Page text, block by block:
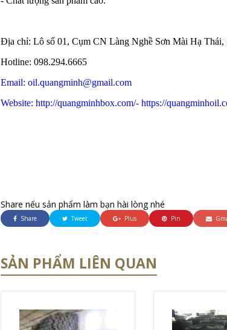
Địa chỉ: Lô số 01, Cụm CN Làng Nghề Sơn Mài Hạ
Hotline: 098.294.6665
Email: oil.quangminh@gmail.com
Website: http://quangminhbox.com/- https://
Share nếu sản phẩm làm bạn hài lòng nhé
Share Tweet Plus Pin
SẢN PHẨM LIÊN QUAN